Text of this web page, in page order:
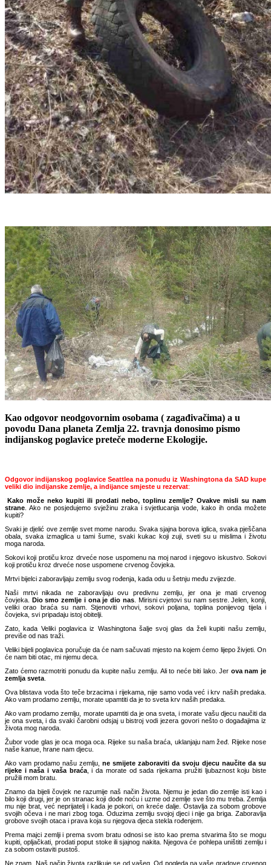
Kao odgovor neodgovornim osobama ( zagađivačima) a u
povodu Dana planeta Zemlja 22. travnja donosimo pismo
indijanskog poglavice preteče moderne Ekologije.
Odgovor indijanskog poglavice Seattlea na ponudu iz Washingtona da SAD kupe
veliki dio indijanske zemlje, a indijance smjeste u rezervat:
Kako može neko kupiti ili prodati nebo, toplinu zemlje? Ovakve misli su nam
strane . Ako ne posjedujemo svježinu zraka i svjetlucanja vode, kako ih onda možete
kupiti?
Svaki je djelić ove zemlje svet mome narodu. Svaka sjajna borova iglica, svaka pješčana
obala, svaka izmaglica u tami šume, svaki kukac koji zuji, sveti su u mislima i životu
moga naroda.
Sokovi koji protiču kroz drveće nose uspomenu na moj narod i njegovo iskustvo. Sokovi
koji protiču kroz drveće nose uspomene crvenog čovjeka.
Mrtvi bijelci zaboravljaju zemlju svog rođenja, kada odu u šetnju među zvijezde.
Naši mrtvi nikada ne zaboravljaju ovu predivnu zemlju, jer ona je mati crvenog
čovjeka.
Dio smo zemlje i ona je dio nas. Mirisni cvjetovi su nam sestre. Jelen, konji,
veliki orao braća su nam. Stjenoviti vrhovi, sokovi poljana, toplina ponijevog tijela i
čovjeka, svi pripadaju istoj obitelji.
Zato, kada Veliki poglavica iz Washingtona šalje svoj glas da želi kupiti našu zemlju,
previše od nas traži.
Veliki bijeli poglavica poručuje da će nam sačuvati mjesto na kojem ćemo lijepo živjeti. On
će nam biti otac, mi njemu deca.
Zato ćemo razmotriti ponudu da kupite našu zemlju. Ali to neće biti lako. Jer ova nam je
zemlja sveta
Ova blistava voda što teče brzacima i rijekama, nije samo voda već i krv naših predaka.
Ako vam prodamo zemlju, morate upamtiti da je to sveta krv naših predaka.
Ako vam prodamo zemlju, morate upamtiti da je ona sveta, i morate vašu djecu naučiti da
je ona sveta, i da svaki čarobni odsjaj u bistroj vodi jezera govori nešto o događajima iz
života mog naroda.
Žubor vode glas je oca moga oca. Rijeke su naša braća, uklanjaju nam žeđ. Rijeke nose
naše kanue, hrane nam djecu.
Ako vam prodamo našu zemlju, ne smijete zaboraviti da svoju djecu naučite da su
rijeke i naša i vaša braća, i da morate od sada rijekama pružiti ljubaznost koju biste
pružili mom bratu.
Znamo da bijeli čovjek ne razumije naš način života. Njemu je jedan dio zemlje isti kao i
bilo koji drugi, jer je on stranac koji dođe noću i uzme od zemlje sve što mu treba. Zemlja
mu nije brat, već neprijatelj i kada je pokori, on kreće dalje. Ostavlja za sobom grobove
svojih očeva i ne mari zbog toga. Oduzima zemlju svojoj djeci i nije ga briga. Zaboravlja
grobove svojih otaca i prava koja su njegova djeca stekla rođenjem.
Prema majci zemlji i prema svom bratu odnosi se isto kao prema stvarima što se mogu
kupiti, opljačkati, prodati poput stoke ili sjajnog nakita. Njegova će pohlepa uništiti zemlju i
za sobom ostaviti pustoš.
Ne znam. Naš način života razlikuje se od vašeg. Od pogleda na vaše gradove crvenog